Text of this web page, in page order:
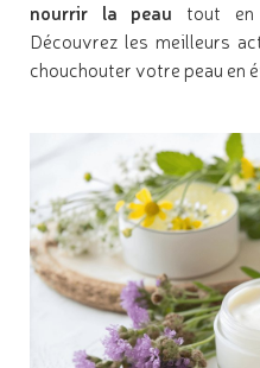
nourrir la peau tout en
Découvrez les meilleurs
chouchouter votre peau en